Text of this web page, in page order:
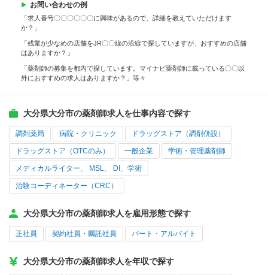
お問い合わせの例
「求人番号〇〇〇〇〇〇に興味があるので、詳細を教えていただけます
か？」
「残業が少なめの店舗をJR〇〇線の沿線で探していますが、おすすめの店舗
はありますか？」
「薬剤師の募集を都内で探しています。マイナビ薬剤師に載っている〇〇以
外におすすめの求人はありますか？」等々
大分県大分市の薬剤師求人を仕事内容で探す
調剤薬局 病院・クリニック ドラッグストア（調剤併設）
ドラッグストア（OTCのみ） 一般企業 学術・管理薬剤師
メディカルライター、 MSL、 DI、学術
治験コーディネーター（CRC）
大分県大分市の薬剤師求人を雇用形態で探す
正社員 契約社員・嘱託社員 パート・アルバイト
大分県大分市の薬剤師求人を年収で探す